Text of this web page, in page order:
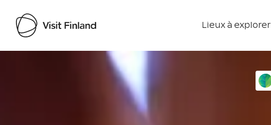
Lieux à explorer
Visit Finland